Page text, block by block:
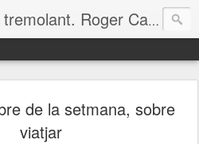
Petites gotes fredes tremolant. Roger Casero Gumbau. Girona
de la setmana, sobre
viatjar